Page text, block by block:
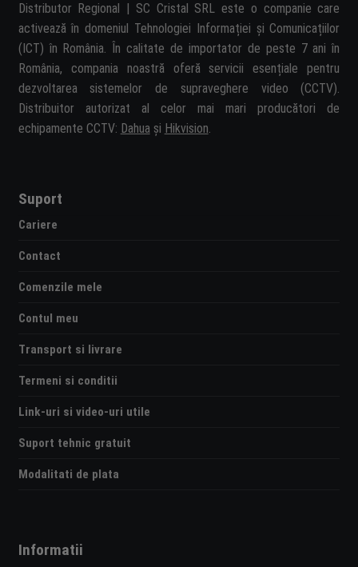
Distributor Regional | SC Cristal SRL este o companie care
activează în domeniul Tehnologiei Informației și Comunicațiilor
(ICT) în România. În calitate de importator de peste 7 ani în
România, compania noastră oferă servicii esențiale pentru
dezvoltarea sistemelor de supraveghere video (CCTV).
Distribuitor autorizat al celor mai mari producători de
echipamente CCTV: Dahua și Hikvision.
Suport
Cariere
Contact
Comenzile mele
Contul meu
Transport si livrare
Termeni si conditii
Link-uri si video-uri utile
Suport tehnic gratuit
Modalitati de plata
Informatii